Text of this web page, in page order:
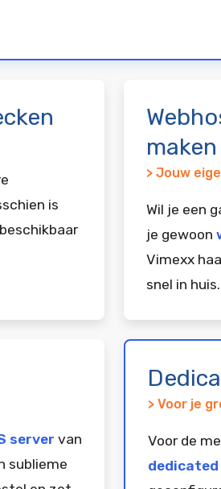
is
maken
> Jouw
Wil je een
je gewoon
Vimexx
snel in huis.
server van
sublieme
> Voor je
Voor de